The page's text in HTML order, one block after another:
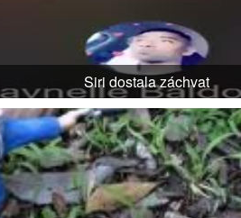
Siri dostala záchvat